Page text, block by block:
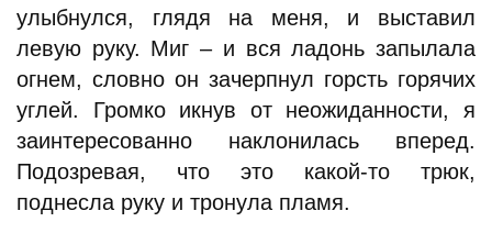
улыбнулся, глядя на меня, и выставил
левую руку. Миг – и вся ладонь запылала
огнем, словно он зачерпнул горсть горячих
углей. Громко икнув от неожиданности, я
заинтересованно наклонилась вперед.
Подозревая, что это какой-то трюк,
поднесла руку и тронула пламя.